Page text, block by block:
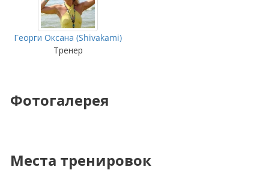
Георги Оксана (Shivakami)
Тренер
Фотогалерея
Места тренировок